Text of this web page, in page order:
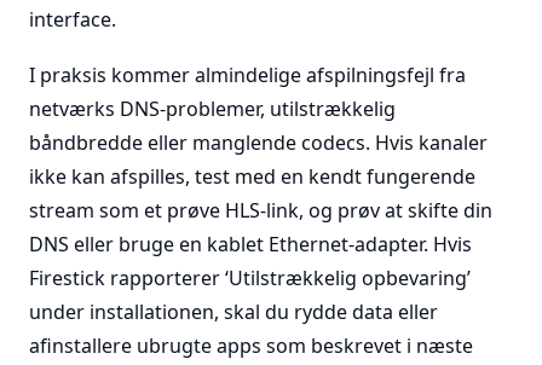
interface.
I praksis kommer almindelige afspilningsfejl fra
netværks DNS-problemer, utilstrækkelig
båndbredde eller manglende codecs. Hvis kanaler
ikke kan afspilles, test med en kendt fungerende
stream som et prøve HLS-link, og prøv at skifte din
DNS eller bruge en kablet Ethernet-adapter. Hvis
Firestick rapporterer ‘Utilstrækkelig opbevaring’
under installationen, skal du rydde data eller
afinstallere ubrugte apps som beskrevet i næste